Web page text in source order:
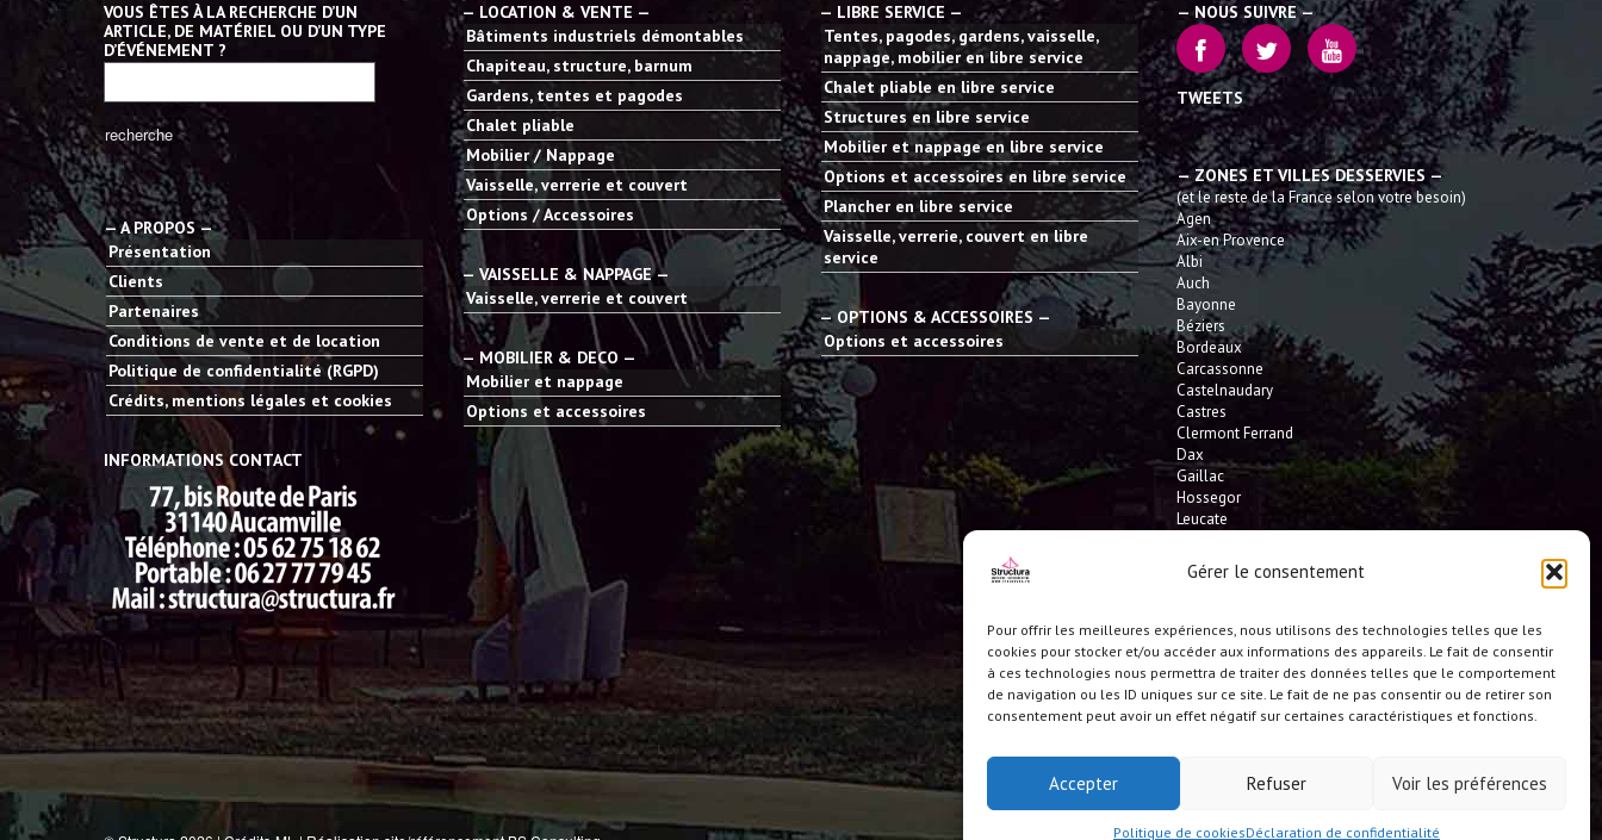
Gérer le consentement
Pour offrir les meilleures expériences, nous utilisons des technologies telles que les
cookies pour stocker et/ou accéder aux informations des appareils. Le fait de consentir
à ces technologies nous permettra de traiter des données telles que le comportement
de navigation ou les ID uniques sur ce site. Le fait de ne pas consentir ou de retirer son
consentement peut avoir un effet négatif sur certaines caractéristiques et fonctions.
Accepter Refuser Voir les préférences
Politique de cookiesDéclaration de confidentialité
VOUS ÊTES À LA RECHERCHE D’UN
ARTICLE, DE MATÉRIEL OU D’UN TYPE
D’ÉVÉNEMENT ?
— A PROPOS —
Présentation
Clients
Partenaires
Conditions de vente et de location
Politique de confidentialité (RGPD)
Crédits, mentions légales et cookies
INFORMATIONS CONTACT
— LOCATION & VENTE —
Bâtiments industriels démontables
Chapiteau, structure, barnum
Gardens, tentes et pagodes
Chalet pliable
Mobilier / Nappage
Vaisselle, verrerie et couvert
Options / Accessoires
— VAISSELLE & NAPPAGE —
Vaisselle, verrerie et couvert
— MOBILIER & DECO —
Mobilier et nappage
Options et accessoires
— LIBRE SERVICE —
Tentes, pagodes, gardens, vaisselle,
nappage, mobilier en libre service
Chalet pliable en libre service
Structures en libre service
Mobilier et nappage en libre service
Options et accessoires en libre service
Plancher en libre service
Vaisselle, verrerie, couvert en libre
service
— OPTIONS & ACCESSOIRES —
Options et accessoires
— NOUS SUIVRE —
TWEETS
— ZONES ET VILLES DESSERVIES —
(et le reste de la France selon votre besoin)
Agen
Aix-en Provence
Albi
Auch
Bayonne
Béziers
Bordeaux
Carcassonne
Castelnaudary
Castres
Clermont Ferrand
Dax
Gaillac
Hossegor
Leucate
L'Isle Jourdain
Montauban
Montpellier
Narbonne
Pau
Perpignan
Saint-Gaudens
Tarbes